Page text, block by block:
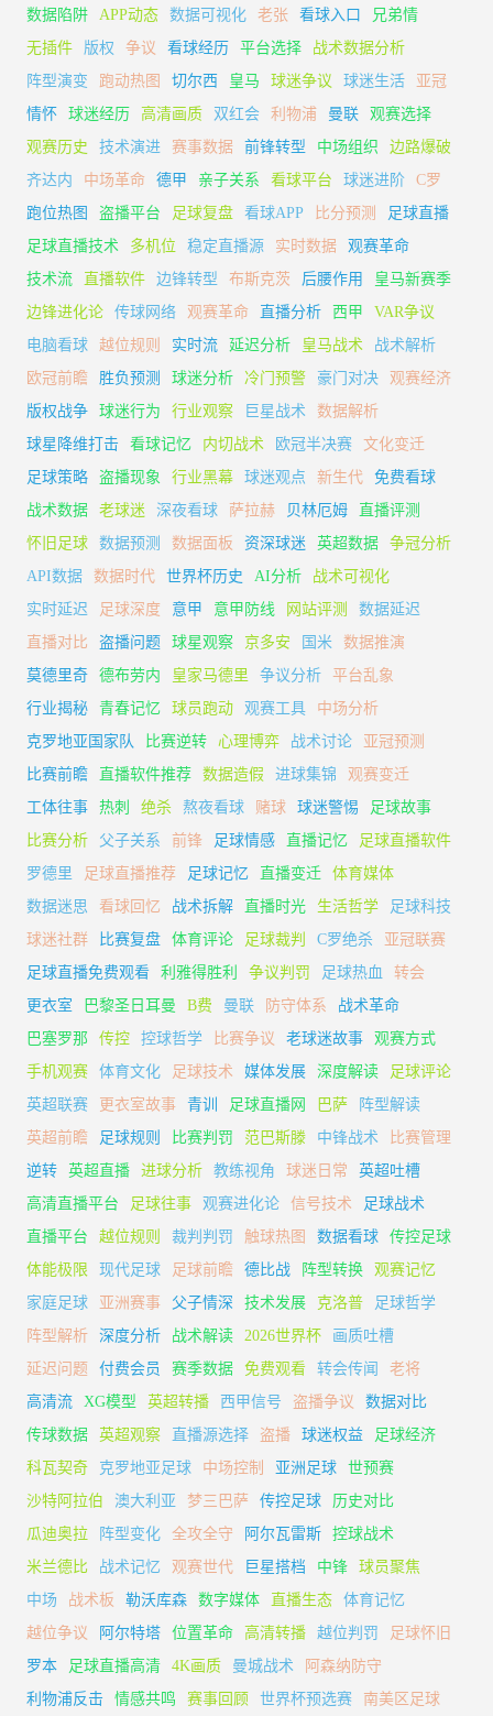
数据陷阱 APP动态 数据可视化 老张 看球入口
兄弟情
无插件
版权 争议 看球经历 平台选择
战术数据分析
阵型演变
跑动热图 切尔西 皇马 球迷争议 球迷生活
亚冠
情怀
球迷经历 高清画质 双红会 利物浦 曼联
观赛选择
观赛历史
技术演进 赛事数据 前锋转型 中场组织
边路爆破
齐达内
中场革命 德甲 亲子关系 看球平台 球迷进阶
C罗
跑位热图
盗播平台 足球复盘 看球APP 比分预测
足球直播
足球直播技术
多机位 稳定直播源 实时数据
观赛革命
技术流
直播软件 边锋转型 布斯克茨 后腰作用
皇马新赛季
边锋进化论
传球网络 观赛革命 直播分析 西甲
VAR争议
电脑看球
越位规则 实时流 延迟分析 皇马战术
战术解析
欧冠前瞻
胜负预测 球迷分析 冷门预警 豪门对决
观赛经济
版权战争
球迷行为 行业观察 巨星战术
数据解析
球星降维打击
看球记忆 内切战术 欧冠半决赛
文化变迁
足球策略
盗播现象 行业黑幕 球迷观点 新生代
免费看球
战术数据
老球迷 深夜看球 萨拉赫 贝林厄姆
直播评测
怀旧足球
数据预测 数据面板 资深球迷 英超数据
争冠分析
API数据
数据时代 世界杯历史 AI分析
战术可视化
实时延迟
足球深度 意甲 意甲防线 网站评测
数据延迟
直播对比
盗播问题 球星观察 京多安 国米
数据推演
莫德里奇
德布劳内 皇家马德里 争议分析
平台乱象
行业揭秘
青春记忆 球员跑动 观赛工具
中场分析
克罗地亚国家队
比赛逆转 心理博弈 战术讨论
亚冠预测
比赛前瞻
直播软件推荐 数据造假 进球集锦
观赛变迁
工体往事
热刺 绝杀 熬夜看球 赌球 球迷警惕
足球故事
比赛分析
父子关系 前锋 足球情感 直播记忆
足球直播软件
罗德里
足球直播推荐 足球记忆 直播变迁
体育媒体
数据迷思
看球回忆 战术拆解 直播时光 生活哲学
足球科技
球迷社群
比赛复盘 体育评论 足球裁判 C罗绝杀
亚冠联赛
足球直播免费观看
利雅得胜利 争议判罚 足球热血
转会
更衣室
巴黎圣日耳曼 B费 曼联 防守体系
战术革命
巴塞罗那
传控 控球哲学 比赛争议 老球迷故事
观赛方式
手机观赛
体育文化 足球技术 媒体发展 深度解读
足球评论
英超联赛
更衣室故事 青训 足球直播网 巴萨
阵型解读
英超前瞻
足球规则 比赛判罚 范巴斯滕 中锋战术
比赛管理
逆转
英超直播 进球分析 教练视角 球迷日常
英超吐槽
高清直播平台
足球往事 观赛进化论 信号技术
足球战术
直播平台
越位规则 裁判判罚 触球热图 数据看球
传控足球
体能极限
现代足球 足球前瞻 德比战 阵型转换
观赛记忆
家庭足球
亚洲赛事 父子情深 技术发展 克洛普
足球哲学
阵型解析
深度分析 战术解读 2026世界杯
画质吐槽
延迟问题
付费会员 赛季数据 免费观看 转会传闻
老将
高清流
XG模型 英超转播 西甲信号 盗播争议
数据对比
传球数据
英超观察 直播源选择 盗播 球迷权益
足球经济
科瓦契奇
克罗地亚足球 中场控制 亚洲足球
世预赛
沙特阿拉伯
澳大利亚 梦三巴萨 传控足球
历史对比
瓜迪奥拉
阵型变化 全攻全守 阿尔瓦雷斯
控球战术
米兰德比
战术记忆 观赛世代 巨星搭档 中锋
球员聚焦
中场
战术板 勒沃库森 数字媒体 直播生态
体育记忆
越位争议
阿尔特塔 位置革命 高清转播 越位判罚
足球怀旧
罗本
足球直播高清 4K画质 曼城战术
阿森纳防守
利物浦反击
情感共鸣 赛事回顾 世界杯预选赛
南美区足球